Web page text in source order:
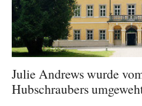
Julie Andrews wurde
Hubschraubers